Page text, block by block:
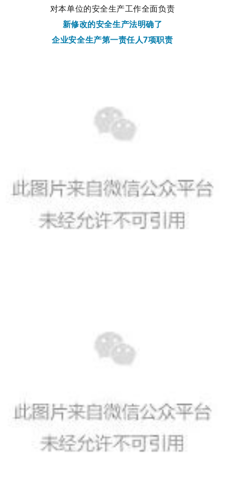
对本单位的安全生产工作全面负责
新修改的安全生产法明确了
企业安全生产第一责任人7项职责